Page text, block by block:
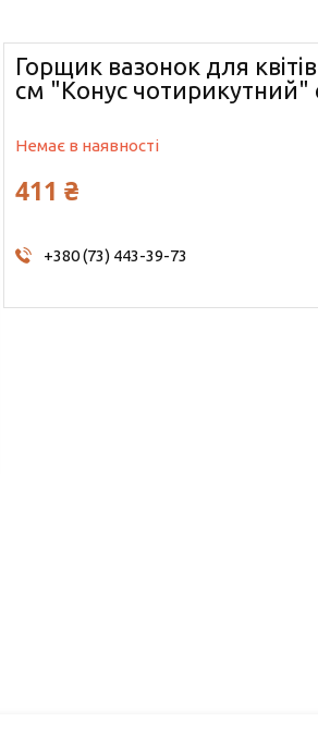
Горщик вазонок для
см "Конус чотирикутний"
Немає в наявності
411 ₴
+380 (73) 443-39-73